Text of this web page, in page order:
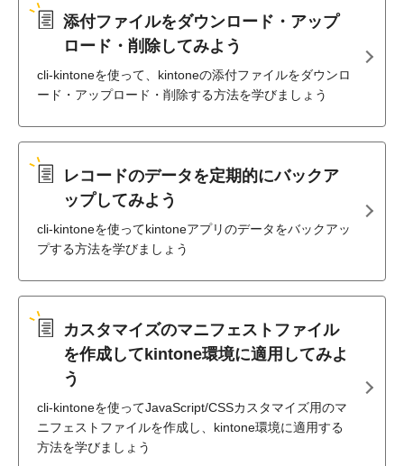
添付ファイルをダウンロード・アップ
ロード・削除してみよう
cli-kintoneを使って、kintoneの添付ファイルをダウンロ
ード・アップロード・削除する方法を学びましょう
レコードのデータを定期的にバックア
ップしてみよう
cli-kintoneを使ってkintoneアプリのデータをバックアッ
プする方法を学びましょう
カスタマイズのマニフェストファイル
を作成してkintone環境に適用してみよ
う
cli-kintoneを使ってJavaScript/CSSカスタマイズ用のマ
ニフェストファイルを作成し、kintone環境に適用する
方法を学びましょう